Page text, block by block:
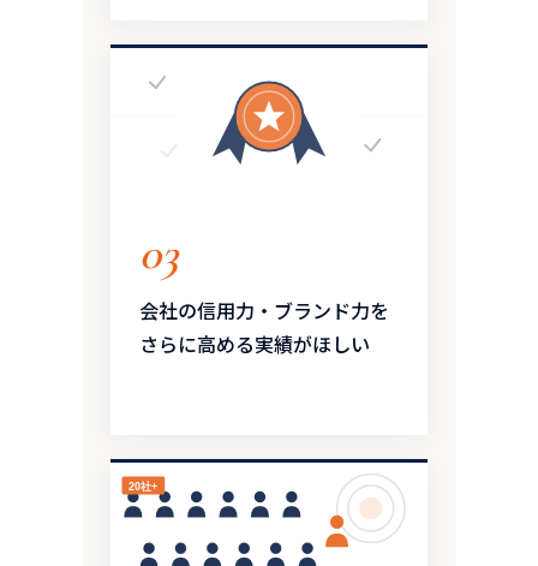
03
会社の信用力・ブランド力を
さらに高める実績がほしい
20社+